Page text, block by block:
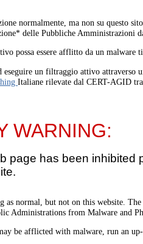
normalmente, ma non su questo
delle Pubbliche Amministrazioni
possa essere afflitto da un
eseguire un filtraggio attivo
Italiane rilevate dal CERT-AGID
WARNING:
page has been
as normal, but not on this website.
Administrations from Malware and
be afflicted with malware, run an